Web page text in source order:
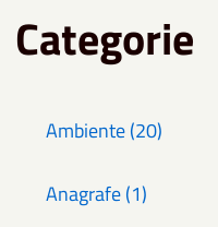
Categorie
Ambiente (20)
Anagrafe (1)